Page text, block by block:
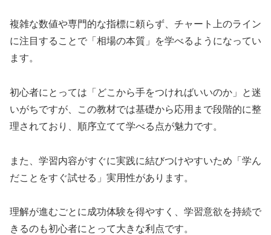
複雑な数値や専門的な指標に頼らず、チャート上のライン
に注目することで「相場の本質」を学べるようになってい
ます。
初心者にとっては「どこから手をつければいいのか」と迷
いがちですが、この教材では基礎から応用まで段階的に整
理されており、順序立てて学べる点が魅力です。
また、学習内容がすぐに実践に結びつけやすいため「学ん
だことをすぐ試せる」実用性があります。
理解が進むごとに成功体験を得やすく、学習意欲を持続で
きるのも初心者にとって大きな利点です。